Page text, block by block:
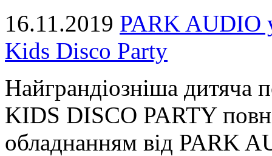
16.11.2019 PARK AUDIO
Kids Disco Party
Найграндіозніша дитяча
KIDS DISCO PARTY
обладнанням від PARK